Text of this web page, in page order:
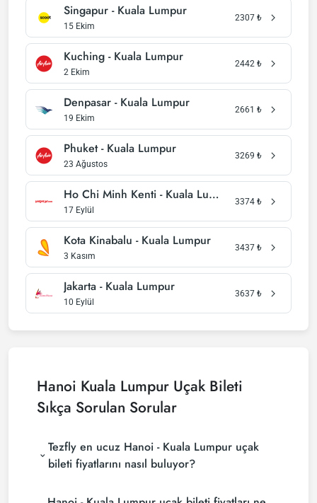
Singapur - Kuala Lumpur
15 Ekim
2307 ₺
Kuching - Kuala Lumpur
2 Ekim
2442 ₺
Denpasar - Kuala Lumpur
19 Ekim
2661 ₺
Phuket - Kuala Lumpur
23 Ağustos
3269 ₺
Ho Chi Minh Kenti - Kuala Lumpur
17 Eylül
3374 ₺
Kota Kinabalu - Kuala Lumpur
3 Kasım
3437 ₺
Jakarta - Kuala Lumpur
10 Eylül
3637 ₺
Hanoi Kuala Lumpur Uçak Bileti
Sıkça Sorulan Sorular
Tezfly en ucuz Hanoi - Kuala Lumpur uçak
bileti fiyatlarını nasıl buluyor?
fiyatlarını bulmak için tur operatörleri, büyük